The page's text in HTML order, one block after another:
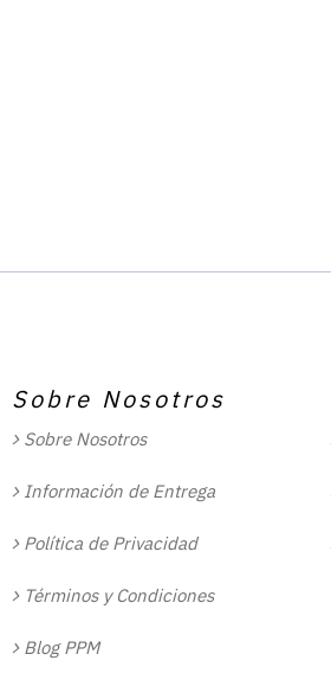
Sobre Nosotros
Sobre Nosotros
Información de Entrega
Política de Privacidad
Términos y Condiciones
Blog PPM